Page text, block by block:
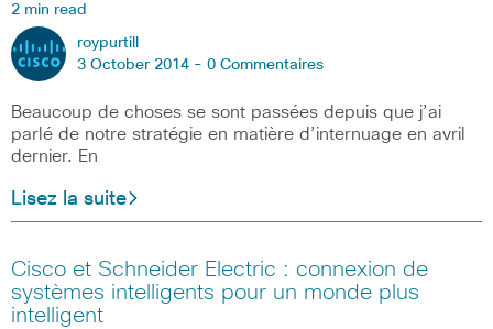
2 min read
roypurtill
3 October 2014 - 0 Commentaires
Beaucoup de choses se sont passées depuis que j’ai
parlé de notre stratégie en matière d’internuage en avril
dernier. En
Lisez la suite
Cisco et Schneider Electric : connexion de
systèmes intelligents pour un monde plus
intelligent